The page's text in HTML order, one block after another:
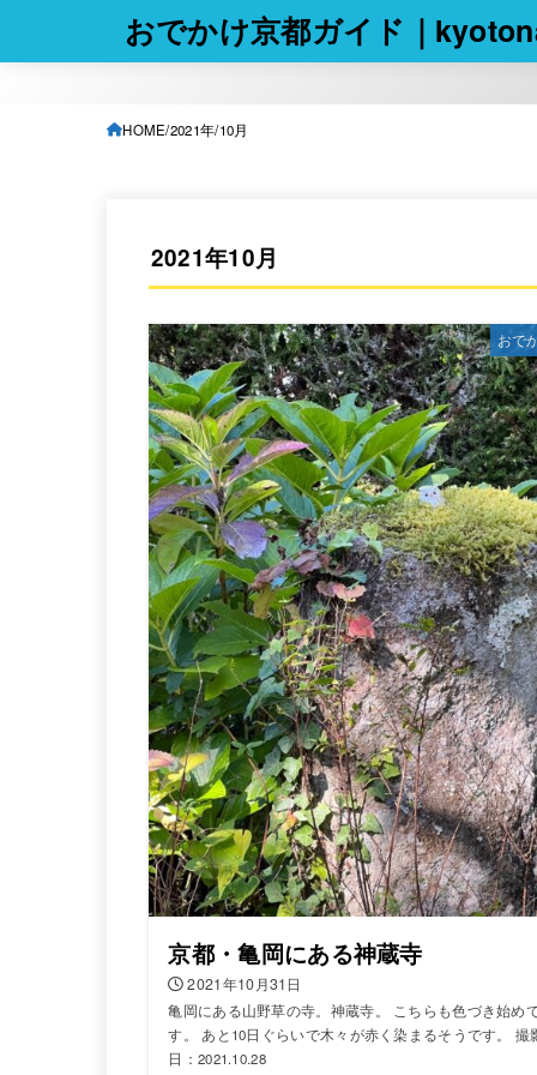
おでかけ京都ガイド｜
HOME 2021年 10月
2021年10月
おで
京都・亀岡にある神蔵寺
2021年10月31日
亀岡にある山野草の寺。神蔵寺。 こちらも色づき始め
す。 あと10日ぐらいで木々が赤く染まるそうです。 撮
日：2021.10.28